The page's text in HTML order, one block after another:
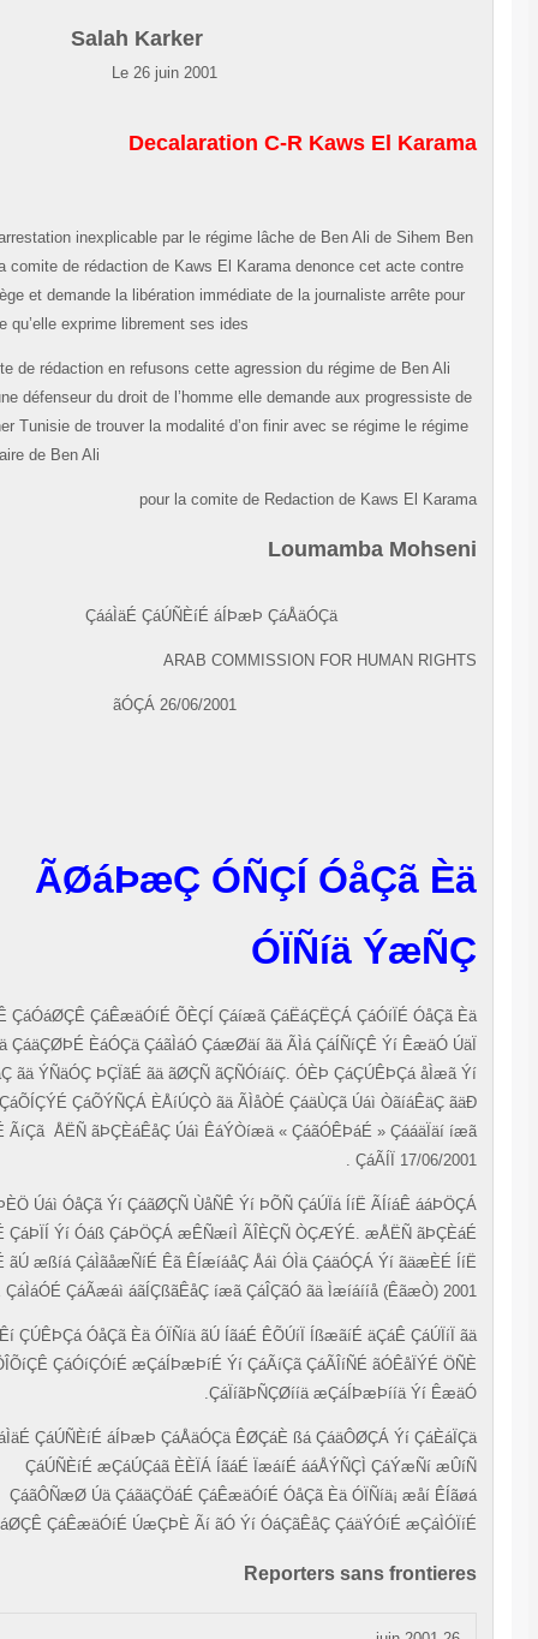
Salah Karker
Decalaration C-R Kaws El
Apres l’arrestation inexplicable par le régime lâche de Ben Ali de Sihem
Sedrin la comite de rédaction de Kaws El Karama denonce cet acte contre
une collège et demande la libération immédiate de la journaliste arrête pour
la simple qu’elle exprime librement ses ides
La comite de rédaction en refusons cette agression du régime de Ben Ali
contre une défenseur du droit de l’homme elle demande aux progressiste
notre cher Tunisie de trouver la modalité d’on finir avec se régime le
sanguinaire de Ben Ali
pour la comite de Redaction de Kaws El
Loumamba
ÇááÌäÉ ÇáÚÑÈíÉ áÍÞæÞ ÇáÅäÓÇä
ARAB COMMISSION FOR HUMAN
ãÓÇÁ 26/06/2001
ÃØáÞæÇ ÓÑÇÍ ÓåÇã
ÓÏÑíä
ÇÚÊÞáÊ ÇáÓáØÇÊ ÇáÊæäÓíÉ ÕÈÇÍ Çáíæã ÇáËáÇËÇÁ ÇáÓíÏÉ ÓåÇã
ÓÏÑíä ÇáäÇØÞÉ ÈáÓÇä ÇáãÌáÓ ÇáæØäí ãä ÃÌá ÇáÍÑíÇÊ Ýí ÊæäÓ
ÚæÏÊåÇ ãä ÝÑäÓÇ ÞÇÏãÉ ãä ãØÇÑ ãÇÑÓíáíÇ. ÓÈÞ ÇáÇÚÊÞÇá åÌæã
ÇáÕÍÇÝÉ ÇáÕÝÑÇÁ ÈÅíÚÇÒ ãä ÃÌåÒÉ ÇáäÙÇã Úáì ÒãíáÊäÇ
ËãÇäíÉ ÃíÇã ÅËÑ ãÞÇÈáÊåÇ Úáì ÊáÝÒíæä « ÇáãÓÊÞáÉ » ÇááäÏäí
ÇáÃÍÏ 17/06/
ÈÚÏ ÇáÞÈÖ Úáì ÓåÇã Ýí ÇáãØÇÑ ÙåÑÊ Ýí ÞÕÑ ÇáÚÏá ÍíË ÃÍíáÊ
ÈÊåãÉ ÇáÞÏÍ Ýí Óáß ÇáÞÖÇÁ æÊÑæíÌ ÃÎÈÇÑ ÒÇÆÝÉ. æÅËÑ
ÔßáíÉ ãÚ æßíá ÇáÌãåæÑíÉ Êã ÊÍæíáåÇ Åáì ÓÌä ÇáäÓÇÁ Ýí ãäæÈÉ
ÍÏÏÊ ÇáÌáÓÉ ÇáÃæáì áãÍÇßãÊåÇ íæã ÇáÎÇãÓ ãä Ìæíáííå (ÊãæÒ)
íÃÊí ÇÚÊÞÇá ÓåÇã Èä ÓÏÑíä ãÚ ÍãáÉ ÊÕÚíÏ ÍßæãíÉ äÇáÊ ÇáÚÏíÏ
ÇáÔÎÕíÇÊ ÇáÓíÇÓíÉ æÇáÍÞæÞíÉ Ýí ÇáÃíÇã ÇáÃÎíÑÉ ãÓÊåÏÝÉ
ÇáÏíãÞÑÇØííä æÇáÍÞæÞííä Ýí
Åä ÇááÌäÉ ÇáÚÑÈíÉ áÍÞæÞ ÇáÅäÓÇä ÊØÇáÈ ßá ÇáäÔØÇÁ Ýí
ÇáÚÑÈíÉ æÇáÚÇáã ÈÈÏÁ ÍãáÉ ÏæáíÉ ááÅÝÑÇÌ ÇáÝæÑí
ÇáãÔÑæØ Úä ÇáãäÇÖáÉ ÇáÊæäÓíÉ ÓåÇã Èä ÓÏÑíä¡ æåí
ÇáÓáØÇÊ ÇáÊæäÓíÉ ÚæÇÞÈ Ãí ãÓ Ýí ÓáÇãÊåÇ ÇáäÝÓíÉ
Reporters sans